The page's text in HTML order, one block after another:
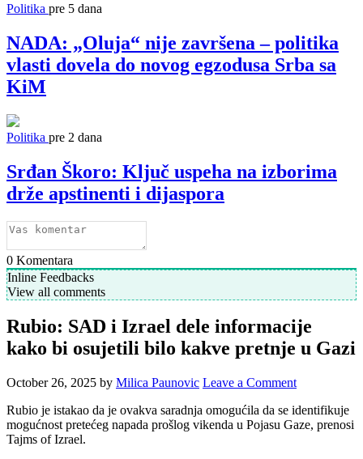
Politika pre 5 dana
NADA: „Oluja“ nije završena – politika
vlasti dovela do novog egzodusa Srba sa
KiM
Politika pre 2 dana
Srđan Škoro: Ključ uspeha na izborima
drže apstinenti i dijaspora
0 Komentara
Inline Feedbacks
View all comments
Rubio: SAD i Izrael dele informacije
kako bi osujetili bilo kakve pretnje u Gazi
October 26, 2025 by Milica Paunovic Leave a Comment
Rubio je istakao da je ovakva saradnja omogućila da se identifikuje
mogućnost pretećeg napada prošlog vikenda u Pojasu Gaze, prenosi
Tajms of Izrael.